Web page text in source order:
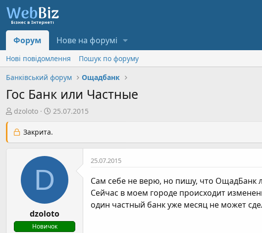
Форум Нове на форумі
Нові повідомлення
Пошук по форуму
Банківський форум
Ощадбанк
Гос Банк или Частные
А
т
о
dzoloto
Д
а
в
о
е
н
н
25.07.2015
Закрита.
D
dzoloto
Новичок
25.07.2015
Сам себе не верю, но пишу, что ОщадБанк
Сейчас в моем городе происходит
один частный банк уже месяц не может